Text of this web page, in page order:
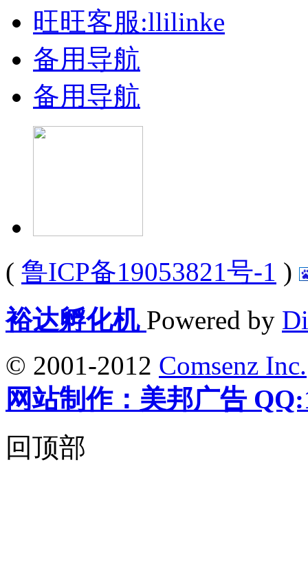
旺旺客服:llilinke
备用导航
备用导航
( 鲁ICP备19053821号-1 )
裕达孵化机 Powered by
© 2001-2012 Comsenz Inc.
网站制作：美邦广告
回顶部